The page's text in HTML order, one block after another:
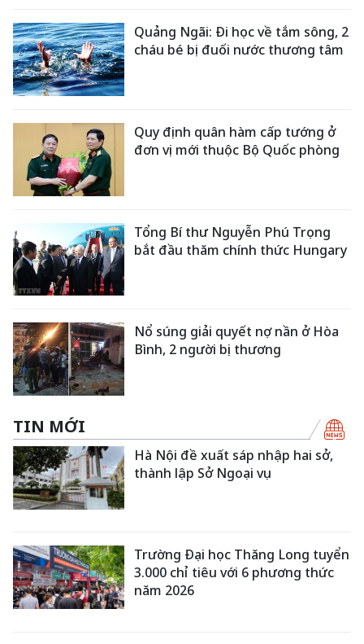
Quảng Ngãi: Đi học về tắm sông, 2
cháu bé bị đuối nước thương tâm
Quy định quân hàm cấp tướng ở
đơn vị mới thuộc Bộ Quốc phòng
Tổng Bí thư Nguyễn Phú Trọng
bắt đầu thăm chính thức Hungary
Nổ súng giải quyết nợ nần ở Hòa
Bình, 2 người bị thương
TIN MỚI
Hà Nội đề xuất sáp nhập hai sở,
thành lập Sở Ngoại vụ
Trường Đại học Thăng Long tuyển
3.000 chỉ tiêu với 6 phương thức
năm 2026